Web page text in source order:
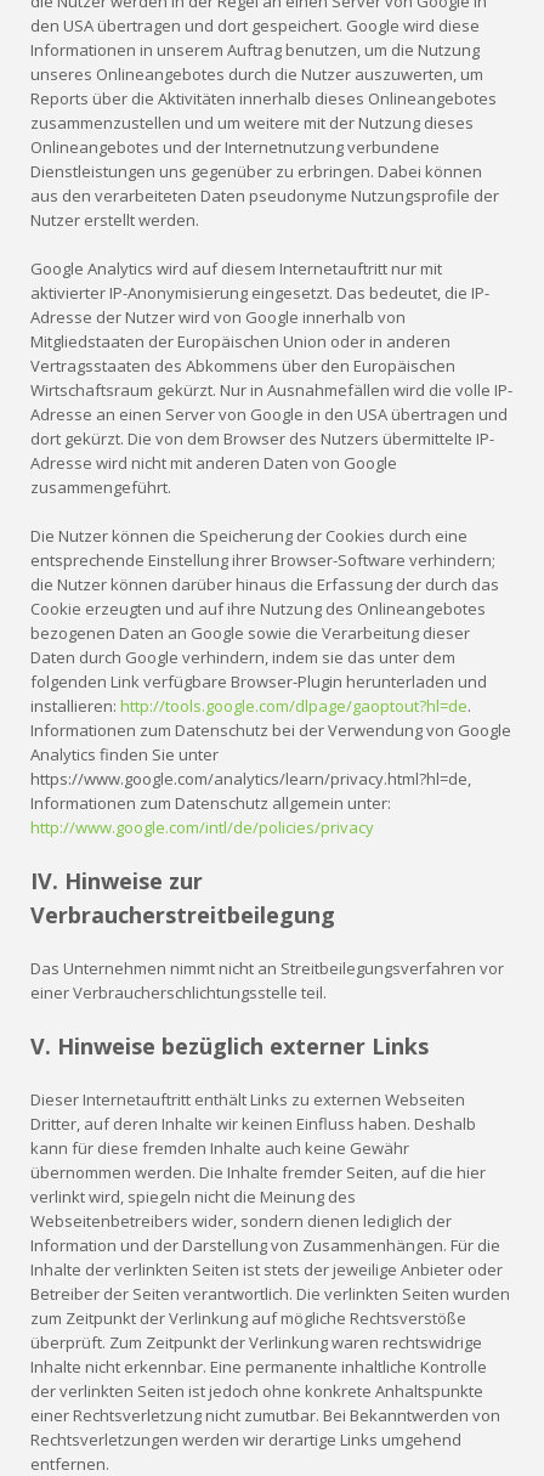
den USA übertragen und dort gespeichert. Google wird diese
Informationen in unserem Auftrag benutzen, um die Nutzung
unseres Onlineangebotes durch die Nutzer auszuwerten, um
Reports über die Aktivitäten innerhalb dieses Onlineangebotes
zusammenzustellen und um weitere mit der Nutzung dieses
Onlineangebotes und der Internetnutzung verbundene
Dienstleistungen uns gegenüber zu erbringen. Dabei können
aus den verarbeiteten Daten pseudonyme Nutzungsprofile der
Nutzer erstellt werden.
Google Analytics wird auf diesem Internetauftritt nur mit
aktivierter IP-Anonymisierung eingesetzt. Das bedeutet, die IP-
Adresse der Nutzer wird von Google innerhalb von
Mitgliedstaaten der Europäischen Union oder in anderen
Vertragsstaaten des Abkommens über den Europäischen
Wirtschaftsraum gekürzt. Nur in Ausnahmefällen wird die volle IP-
Adresse an einen Server von Google in den USA übertragen und
dort gekürzt. Die von dem Browser des Nutzers übermittelte IP-
Adresse wird nicht mit anderen Daten von Google
zusammengeführt.
Die Nutzer können die Speicherung der Cookies durch eine
entsprechende Einstellung ihrer Browser-Software verhindern;
die Nutzer können darüber hinaus die Erfassung der durch das
Cookie erzeugten und auf ihre Nutzung des Onlineangebotes
bezogenen Daten an Google sowie die Verarbeitung dieser
Daten durch Google verhindern, indem sie das unter dem
folgenden Link verfügbare Browser-Plugin herunterladen und
installieren:http://tools.google.com/dlpage/gaoptout?hl=de.
Informationen zum Datenschutz bei der Verwendung von Google
Analytics finden Sie unter
https://www.google.com/analytics/learn/privacy.html?hl=de,
Informationen zum Datenschutz allgemein unter:
http://www.google.com/intl/de/policies/privacy
IV. Hinweise zur
Verbraucherstreitbeilegung
Das Unternehmen nimmt nicht an Streitbeilegungsverfahren vor
einer Verbraucherschlichtungsstelle teil.
V. Hinweise bezüglich externer Links
Dieser Internetauftritt enthält Links zu externen Webseiten
Dritter, auf deren Inhalte wir keinen Einfluss haben. Deshalb
kann für diese fremden Inhalte auch keine Gewähr
übernommen werden. Die Inhalte fremder Seiten, auf die hier
verlinkt wird, spiegeln nicht die Meinung des
Webseitenbetreibers wider, sondern dienen lediglich der
Information und der Darstellung von Zusammenhängen. Für die
Inhalte der verlinkten Seiten ist stets der jeweilige Anbieter oder
Betreiber der Seiten verantwortlich. Die verlinkten Seiten wurden
zum Zeitpunkt der Verlinkung auf mögliche Rechtsverstöße
überprüft. Zum Zeitpunkt der Verlinkung waren rechtswidrige
Inhalte nicht erkennbar. Eine permanente inhaltliche Kontrolle
der verlinkten Seiten ist jedoch ohne konkrete Anhaltspunkte
einer Rechtsverletzung nicht zumutbar. Bei Bekanntwerden von
Rechtsverletzungen werden wir derartige Links umgehend
entfernen.